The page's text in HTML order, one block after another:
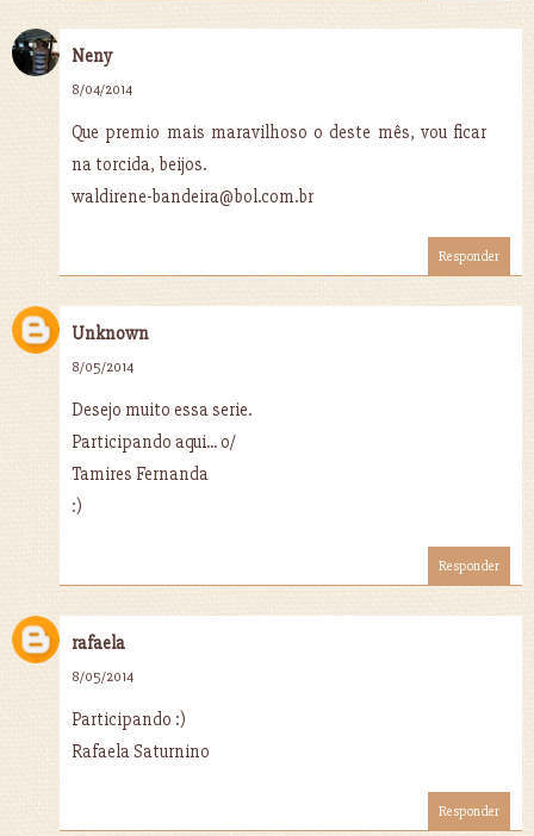
Neny
8/04/2014
Que premio mais maravilhoso o deste mês, vou ficar
na torcida, beijos.
waldirene-bandeira@bol.com.br
Responder
Unknown
8/05/2014
Desejo muito essa serie.
Participando aqui... o/
Tamires Fernanda
:)
Responder
rafaela
8/05/2014
Participando :)
Rafaela Saturnino
Responder